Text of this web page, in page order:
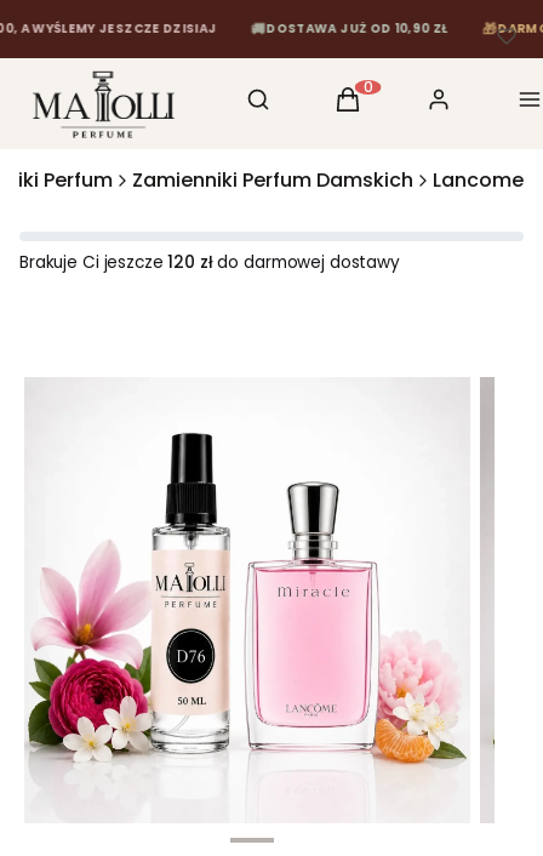
JESZCZE DZISIAJ 🚚 DOSTAWA JUŻ OD 10,90 ZŁ 🎁 DARMOWA
Otwórz wyszukiwarkę
Szukaj Produkty w koszyku:
Koszyk Zaloguj się
Perfum Zamienniki Perfum Damskich Lancome
Brakuje Ci jeszcze120 złdo darmowej dostawy